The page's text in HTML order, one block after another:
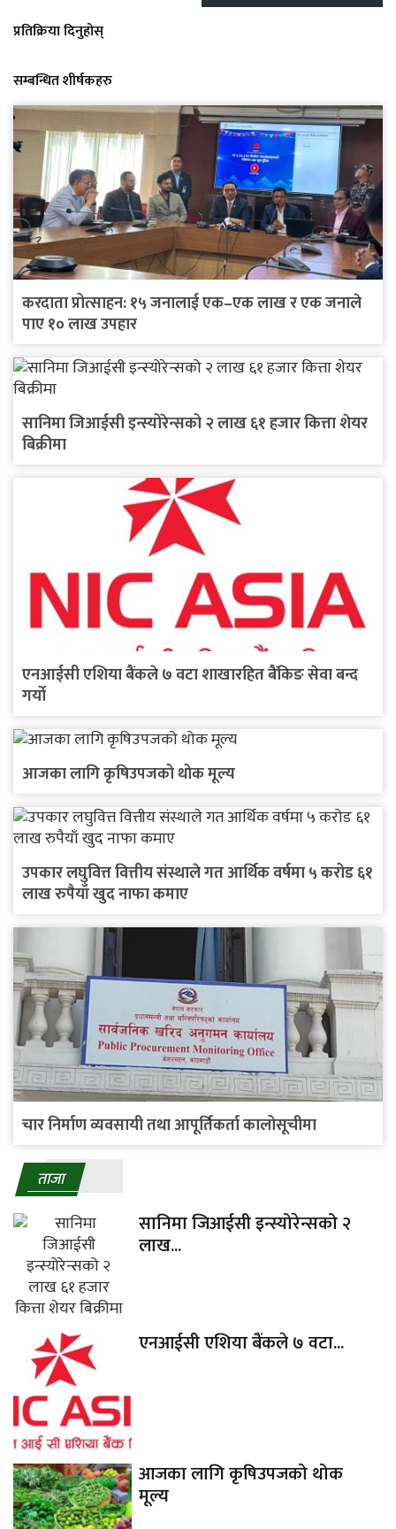
प्रतिक्रिया दिनुहोस्
सम्बन्धित शीर्षकहरु
करदाता प्रोत्साहन: १५ जनालाई एक–एक लाख र एक जनाले
पाए १० लाख उपहार
सानिमा जिआईसी इन्स्योरेन्सको २ लाख ६१ हजार कित्ता शेयर
बिक्रीमा
एनआईसी एशिया बैंकले ७ वटा शाखारहित बैंकिङ सेवा बन्द
गर्यो
आजका लागि कृषिउपजको थोक मूल्य
उपकार लघुवित्त वित्तीय संस्थाले गत आर्थिक वर्षमा ५ करोड ६१
लाख रुपैयाँ खुद नाफा कमाए
चार निर्माण व्यवसायी तथा आपूर्तिकर्ता कालोसूचीमा
ताजा
सानिमा जिआईसी इन्स्योरेन्सको २
लाख...
एनआईसी एशिया बैंकले ७ वटा...
आजका लागि कृषिउपजको थोक
मूल्य